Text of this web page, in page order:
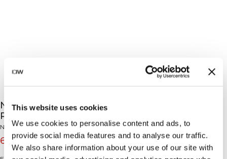
This website uses cookies
We use cookies to personalise content and ads, to
provide social media features and to analyse our traffic.
We also share information about your use of our site with
Nimble No-Rise Flared Tights Tall Dull Berry
Red
Nimble Collection
63€79€(-20%)